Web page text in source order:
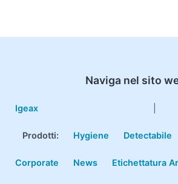
Naviga nel sito
Igeax
Prodotti: Hygiene Detectabile
Corporate News Etichettatura